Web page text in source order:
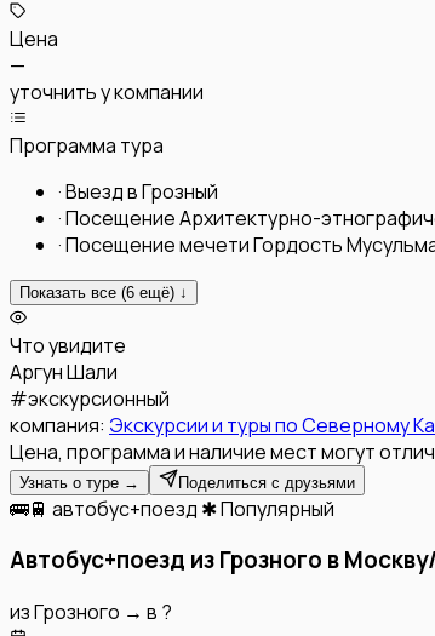
Цена
—
уточнить у компании
Программа тура
·Выезд в Грозный
·Посещение Архитектурно-
·Посещение мечети Гордость
Показать все (6 ещё) ↓
Что увидите
АргунШали
#экскурсионный
компания: Экскурсии и туры по Северному
Цена, программа и наличие мест могут
Узнать о туре → Поделиться с друзьями
🚌🚆 автобус+поезд ✱ Популярный
Автобус+поезд из Грозного в
изГрозного → в ?